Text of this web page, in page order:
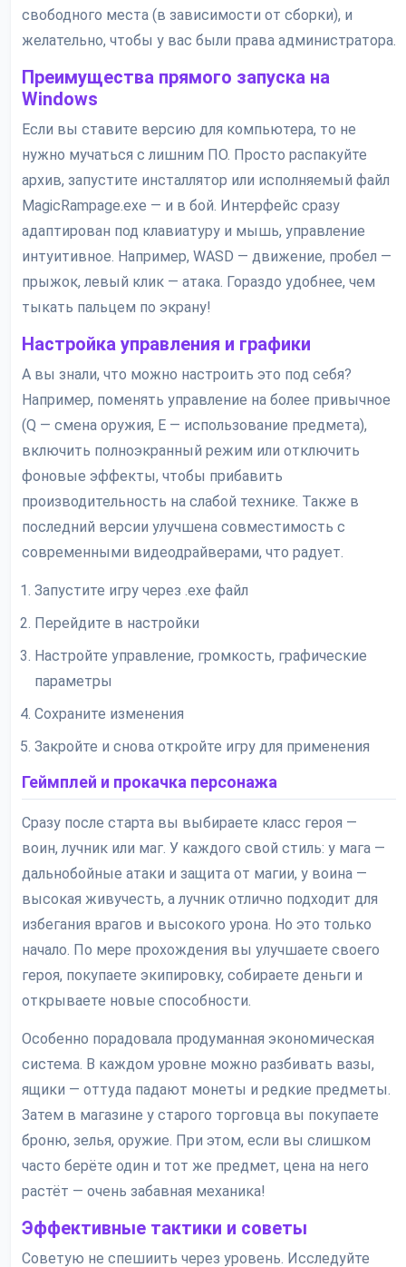
свободного места (в зависимости от сборки), и
желательно, чтобы у вас были права администратора.
Преимущества прямого запуска на
Windows
Если вы ставите версию для компьютера, то не
нужно мучаться с лишним ПО. Просто распакуйте
архив, запустите инсталлятор или исполняемый файл
MagicRampage.exe — и в бой. Интерфейс сразу
адаптирован под клавиатуру и мышь, управление
интуитивное. Например, WASD — движение, пробел —
прыжок, левый клик — атака. Гораздо удобнее, чем
тыкать пальцем по экрану!
Настройка управления и графики
А вы знали, что можно настроить это под себя?
Например, поменять управление на более привычное
(Q — смена оружия, E — использование предмета),
включить полноэкранный режим или отключить
фоновые эффекты, чтобы прибавить
производительность на слабой технике. Также в
последний версии улучшена совместимость с
современными видеодрайверами, что радует.
Запустите игру через .exe файл
Перейдите в настройки
Настройте управление, громкость, графические
параметры
Сохраните изменения
Закройте и снова откройте игру для применения
Геймплей и прокачка персонажа
Сразу после старта вы выбираете класс героя —
воин, лучник или маг. У каждого свой стиль: у мага —
дальнобойные атаки и защита от магии, у воина —
высокая живучесть, а лучник отлично подходит для
избегания врагов и высокого урона. Но это только
начало. По мере прохождения вы улучшаете своего
героя, покупаете экипировку, собираете деньги и
открываете новые способности.
Особенно порадовала продуманная экономическая
система. В каждом уровне можно разбивать вазы,
ящики — оттуда падают монеты и редкие предметы.
Затем в магазине у старого торговца вы покупаете
броню, зелья, оружие. При этом, если вы слишком
часто берёте один и тот же предмет, цена на него
растёт — очень забавная механика!
Эффективные тактики и советы
Советую не спешиить через уровень. Исследуйте